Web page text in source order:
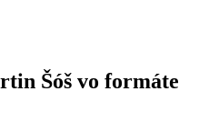
Šóš vo formáte